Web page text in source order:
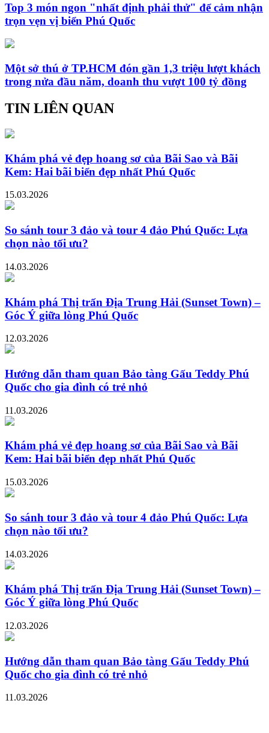
Top 3 món ngon "nhất định phải thử" để cảm nhận
trọn vẹn vị biển Phú Quốc
Một sở thú ở TP.HCM đón gần 1,3 triệu lượt khách
trong nửa đầu năm, doanh thu vượt 100 tỷ đồng
TIN LIÊN QUAN
Khám phá vẻ đẹp hoang sơ của Bãi Sao và Bãi
Kem: Hai bãi biển đẹp nhất Phú Quốc
15.03.2026
So sánh tour 3 đảo và tour 4 đảo Phú Quốc: Lựa
chọn nào tối ưu?
14.03.2026
Khám phá Thị trấn Địa Trung Hải (Sunset Town) –
Góc Ý giữa lòng Phú Quốc
12.03.2026
Hướng dẫn tham quan Bảo tàng Gấu Teddy Phú
Quốc cho gia đình có trẻ nhỏ
11.03.2026
Khám phá vẻ đẹp hoang sơ của Bãi Sao và Bãi
Kem: Hai bãi biển đẹp nhất Phú Quốc
15.03.2026
So sánh tour 3 đảo và tour 4 đảo Phú Quốc: Lựa
chọn nào tối ưu?
14.03.2026
Khám phá Thị trấn Địa Trung Hải (Sunset Town) –
Góc Ý giữa lòng Phú Quốc
12.03.2026
Hướng dẫn tham quan Bảo tàng Gấu Teddy Phú
Quốc cho gia đình có trẻ nhỏ
11.03.2026